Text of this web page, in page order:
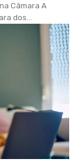
Câmara A
dos...